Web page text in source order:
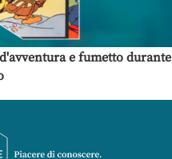
e fumetto durante